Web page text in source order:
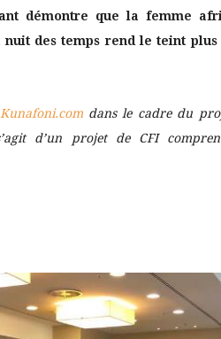
démontre que la femme
des temps rend le teint
Kunafoni.comdans le cadre du
d’un projet de CFI